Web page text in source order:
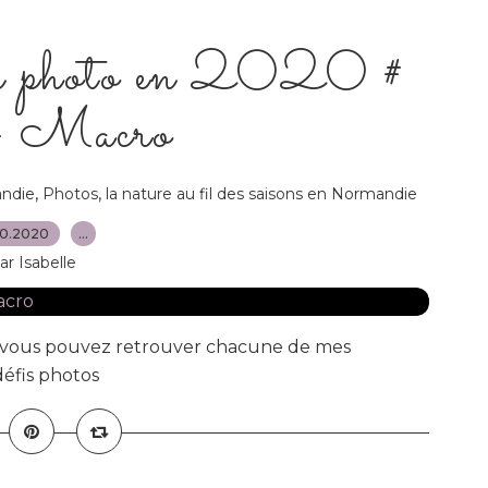
photo en 2020 #
, Photos, la nature au fil des saisons en Normandie
…
Isabelle
pouvez retrouver chacune de mes
photos